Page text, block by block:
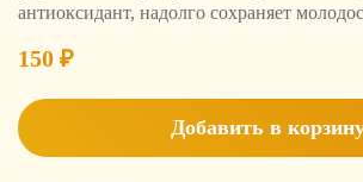
антиоксидант, надолго сохраняет
150 ₽
Добавить в